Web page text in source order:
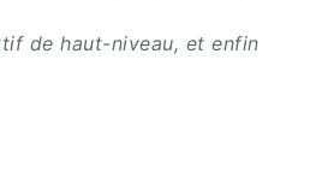
de haut-niveau, et enfin